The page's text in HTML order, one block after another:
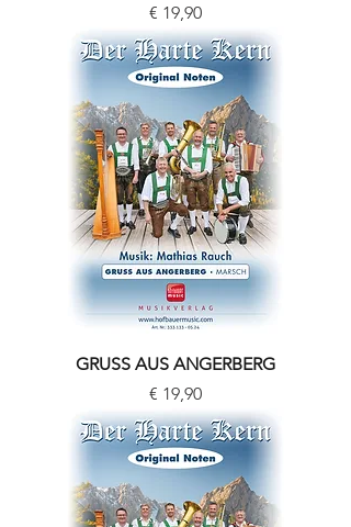
Preis
€ 19,90
GRUSS AUS ANGERBERG
Preis
€ 19,90